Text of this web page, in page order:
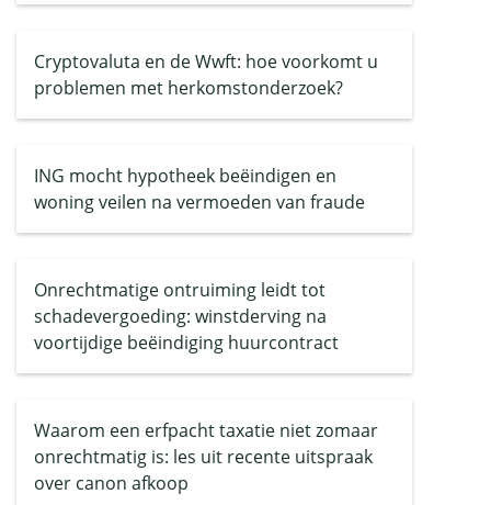
Cryptovaluta en de Wwft: hoe voorkomt u
problemen met herkomstonderzoek?
ING mocht hypotheek beëindigen en
woning veilen na vermoeden van fraude
Onrechtmatige ontruiming leidt tot
schadevergoeding: winstderving na
voortijdige beëindiging huurcontract
Waarom een erfpacht taxatie niet zomaar
onrechtmatig is: les uit recente uitspraak
over canon afkoop